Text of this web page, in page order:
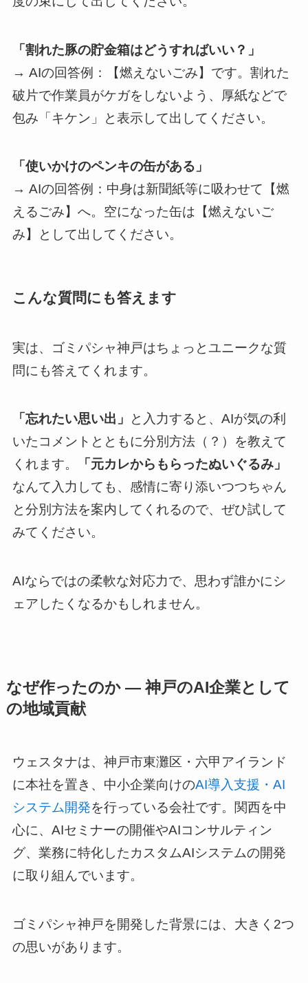
「割れた豚の貯金箱はどうすればいい？」
→ AIの回答例：【燃えないごみ】です。割れた
破片で作業員がケガをしないよう、厚紙などで
包み「キケン」と表示して出してください。
「使いかけのペンキの缶がある」
→ AIの回答例：中身は新聞紙等に吸わせて【燃
えるごみ】へ。空になった缶は【燃えないご
み】として出してください。
こんな質問にも答えます
実は、ゴミパシャ神戸はちょっとユニークな質
問にも答えてくれます。
「忘れたい思い出」
と入力すると、AIが気の利
いたコメントとともに分別方法（？）を教えて
くれます。
「元カレからもらったぬいぐるみ」
なんて入力しても、感情に寄り添いつつちゃん
と分別方法を案内してくれるので、ぜひ試して
みてください。
AIならではの柔軟な対応力で、思わず誰かにシ
ェアしたくなるかもしれません。
なぜ作ったのか ― 神戸のAI企業として
の地域貢献
ウェスタナは、神戸市東灘区・六甲アイランド
に本社を置き、中小企業向けのAI導入支援・AI
システム開発を行っている会社です。関西を中
心に、AIセミナーの開催やAIコンサルティン
グ、業務に特化したカスタムAIシステムの開発
に取り組んでいます。
ゴミパシャ神戸を開発した背景には、大きく2つ
の思いがあります。